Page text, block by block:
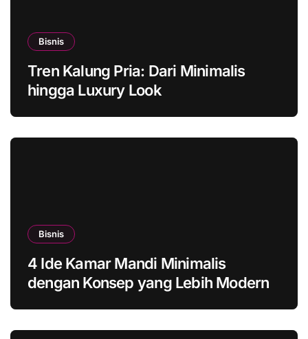
Bisnis
Tren Kalung Pria: Dari Minimalis
hingga Luxury Look
Bisnis
4 Ide Kamar Mandi Minimalis
dengan Konsep yang Lebih Modern